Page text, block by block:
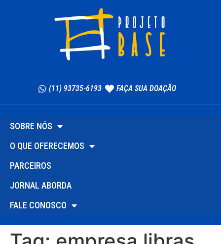
(11) 93735-6193 FAÇA SUA DOAÇÃO
SOBRE NÓS
O QUE OFERECEMOS
PARCEIROS
JORNAL ABORDA
FALE CONOSCO